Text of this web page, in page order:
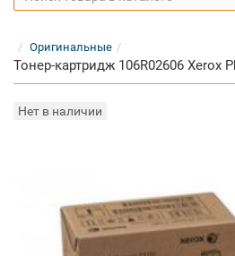
Оригинальные
Тонер-картридж 106R02606 Xerox
Нет в наличии